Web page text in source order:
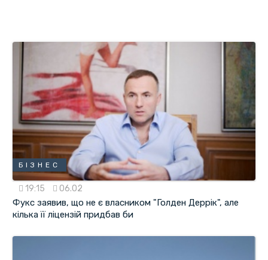
БІЗНЕС
19:15 06.02
Фукс заявив, що не є власником "Голден Деррік", але
кілька її ліцензій придбав би